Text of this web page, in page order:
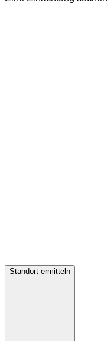
Standort ermitteln